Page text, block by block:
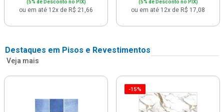
(5% de Desconto no PIX)
ou em até 12x de R$ 21,66
(5% de Desconto no PIX)
ou em até 12x de R$ 17,08
Destaques em Pisos e Revestimentos
Veja mais
-15%